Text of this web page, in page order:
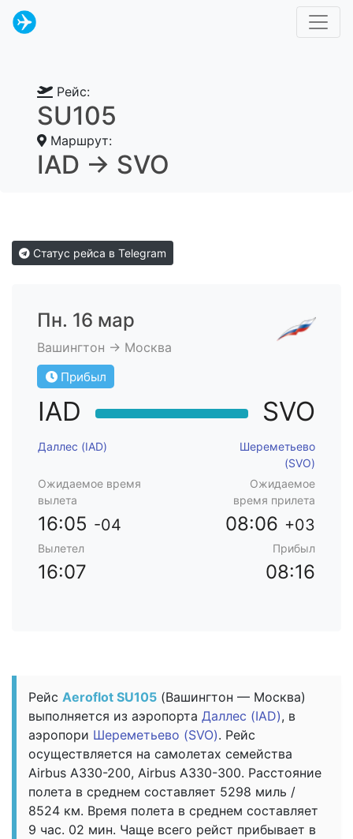
Рейс:
SU105
Маршрут:
IAD → SVO
Статус рейса в Telegram
Пн. 16 мар
Вашингтон → Москва
Прибыл
IAD SVO
Даллес (IAD)
Шереметьево
(SVO)
Ожидаемое время
вылета
Ожидаемое
время прилета
16:05 -04 08:06 +03
Вылетел Прибыл
16:07 08:16
Рейс Aeroflot SU105 (Вашингтон — Москва)
выполняется из аэропорта Даллес (IAD), в
аэропори Шереметьево (SVO). Рейс
осуществляется на самолетах семейства
Airbus A330-200, Airbus A330-300. Расстояние
полета в среднем составляет 5298 миль /
8524 км. Время полета в среднем составляет
9 час. 02 мин. Чаще всего рейст прибывает в